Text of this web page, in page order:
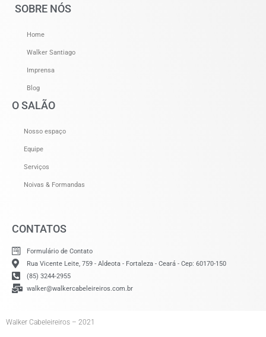
SOBRE NÓS
Home
Walker Santiago
Imprensa
Blog
O SALÃO
Nosso espaço
Equipe
Serviços
Noivas & Formandas
CONTATOS
Formulário de Contato
Rua Vicente Leite, 759 - Aldeota - Fortaleza - Ceará - Cep: 60170-150
(85) 3244-2955
walker@walkercabeleireiros.com.br
Walker Cabeleireiros – 2021